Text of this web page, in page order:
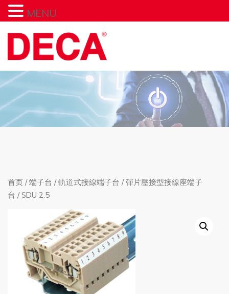
首页 /端子台 /軌道式接線端子台 /彈片壓接型接線座端子
台 / SDU 2.5
MENU